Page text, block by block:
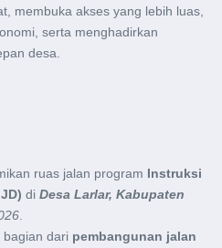
membuka akses yang lebih luas,
serta menghadirkan
desa.
ruas jalan program Instruksi
di Desa Larlar, Kabupaten
dari pembangunan jalan